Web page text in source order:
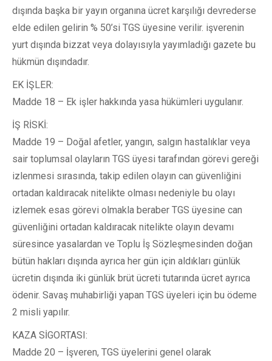
dışında başka bir yayın organına ücret karşılığı devrederse
elde edilen gelirin % 50’si TGS üyesine verilir. işverenin
yurt dışında bizzat veya dolayısıyla yayımladığı gazete bu
hükmün dışındadır.
EK İŞLER:
Madde 18 – Ek işler hakkında yasa hükümleri uygulanır.
İŞ RİSKİ:
Madde 19 – Doğal afetler, yangın, salgın hastalıklar veya
sair toplumsal olayların TGS üyesi tarafından görevi gereği
izlenmesi sırasında, takip edilen olayın can güvenliğini
ortadan kaldıracak nitelikte olması nedeniyle bu olayı
izlemek esas görevi olmakla beraber TGS üyesine can
güvenliğini ortadan kaldıracak nitelikte olayın devamı
süresince yasalardan ve Toplu İş Sözleşmesinden doğan
bütün hakları dışında ayrıca her gün için aldıkları günlük
ücretin dışında iki günlük brüt ücreti tutarında ücret ayrıca
ödenir. Savaş muhabirliği yapan TGS üyeleri için bu ödeme
2 misli yapılır.
KAZA SİGORTASI:
Madde 20 – İşveren, TGS üyelerini genel olarak